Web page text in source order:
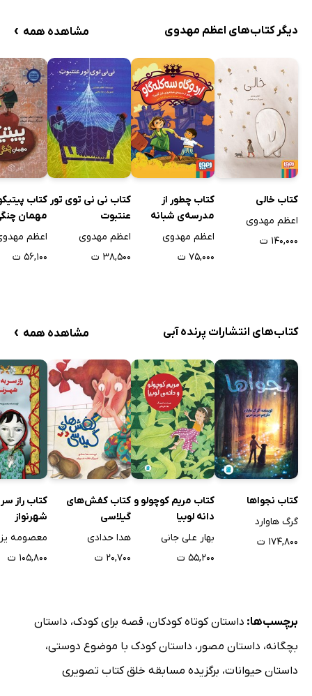
دیگر کتاب‌های اعظم مهدوی مشاهده همه ›
کتاب خالی
اعظم مهدوی
۱۴۰,۰۰۰ ت
کتاب چطور از
مدرسه‌ی شبانه
روزی فرار کنیم؟
اعظم مهدوی
۷۵,۰۰۰ ت
کتاب نی نی توی تور
عنتبوت
اعظم مهدوی
۳۸,۵۰۰ ت
کتاب
مهمان
می‌شود
اعظم
۵۶,۱۰۰ ت
کتاب‌های انتشارات پرنده آبی مشاهده همه ›
کتاب نجواها
گرگ هاوارد
۱۷۴,۸۰۰ ت
کتاب مریم کوچولو و
دانه لوبیا
بهار علی جانی
۵۵,۲۰۰ ت
کتاب کفش‌های
گیلاسی
هدا حدادی
۲۰,۷۰۰ ت
کتاب راز
شهرنواز
معصومه
۱۰۵,۸۰۰ ت
برچسب‌ها: داستان کوتاه کودکان، قصه برای کودک، داستان
بچگانه، داستان مصور ، داستان کودک با موضوع دوستی،
داستان حیوانات، برگزیده مسابقه خلق کتاب تصویری